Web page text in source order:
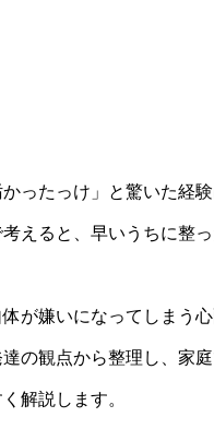
ったっけ」と驚いた経験
えると、早いうちに整
が嫌いになってしまう心
の観点から整理し、家
解説します。